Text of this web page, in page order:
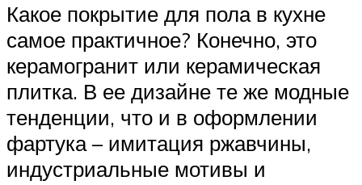
Какое покрытие для пола в кухне
самое практичное? Конечно, это
керамогранит или керамическая
плитка. В ее дизайне те же модные
тенденции, что и в оформлении
фартука – имитация ржавчины,
индустриальные мотивы и